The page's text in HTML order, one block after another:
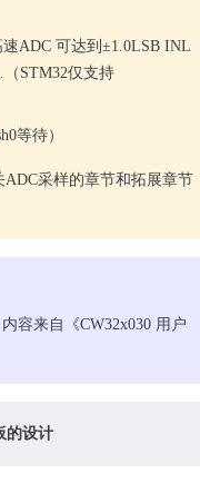
ADC 可达到±1.0LSB INL
STM32仅支持
等待）
采样的章节和拓展章节
容来自《CW32x030 用户
的设计